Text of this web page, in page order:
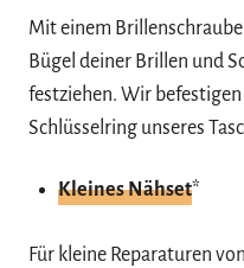
Mit einem
Bügel deiner Brillen und
festziehen. Wir
Schlüsselring unseres
Kleines Nähset*
Für kleine Reparaturen